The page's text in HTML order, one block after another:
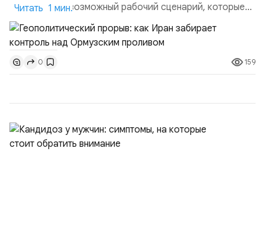
пункты — это возможный рабочий сценарий, которые
скорее всего будут реализованы.Разбираем ключевые
тезисы и последствия этого соглашения:. 1. Новые
доли контроля (75 на 25). Было: Ранее Иран и Оман
контролировали пролив на паритетных началах —
50/50. Стало: Новое соглашение закрепляет за
Читать 1 мин.
0 159